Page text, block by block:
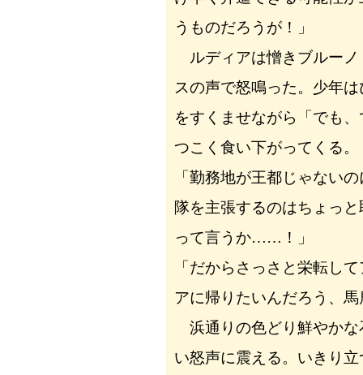
うものだろうが！」
ルディアは憎きブルーノ
スの声で怒鳴った。少年
をすくませながら「でも
つこく食い下がってくる。
「勤務地が王都じゃない
隊を主張するのはちょっ
って言うか……！」
「だからさっさと栄転し
アに帰りたいんだろう、
浜通りの色どり鮮やかな
い怒声に震える。いきり